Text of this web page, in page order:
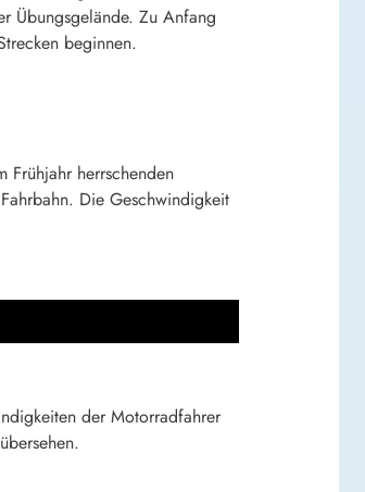
Übungsgelände. Zu Anfang
beginnen. 
Frühjahr herrschenden
Die Geschwindigkeit
der Motorradfahrer